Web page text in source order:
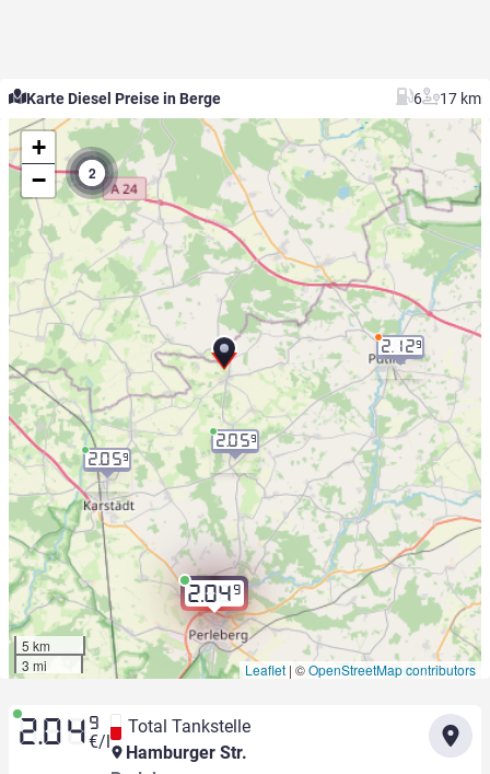
Karte Diesel Preise in Berge 6 17 km
2.049
2
2.129
2.059
2.059
+
−
5 km
3 mi
Leaflet | ©OpenStreetMap contributors
2.04 9
€/l
Total Tankstelle
Hamburger Str.